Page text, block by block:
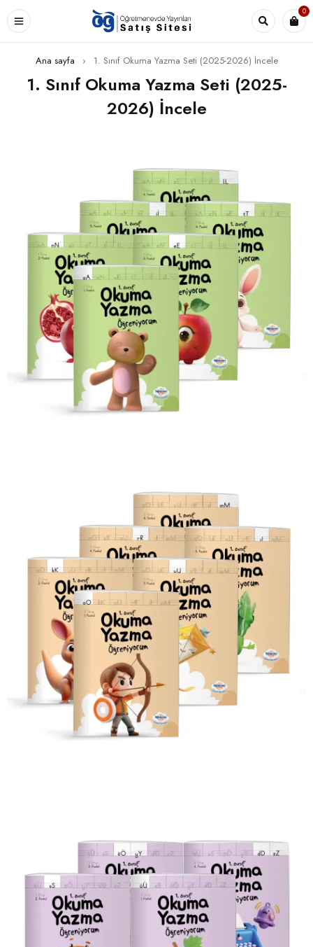
0
Ana sayfa › 1. Sınıf Okuma Yazma Seti (2025-2026) İncele
1. Sınıf Okuma Yazma Seti (2025-
2026) İncele